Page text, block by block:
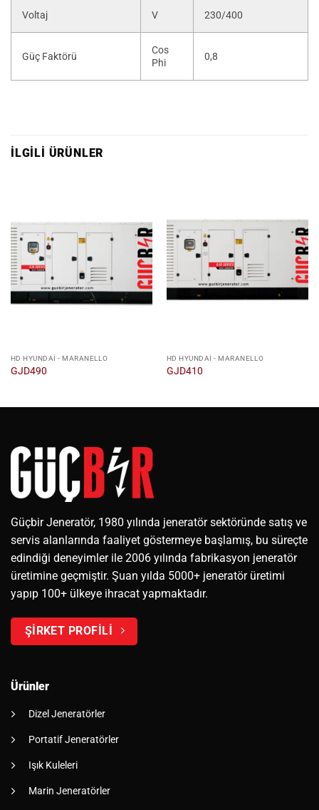
Voltaj V 230/400
Güç Faktörü
Cos
Phi
0,8
İLGILI ÜRÜNLER
HD HYUNDAI - MARANELLO
GJD490
HD HYUNDAI - MARANELLO
GJD410
Güçbir Jeneratör, 1980 yılında jeneratör sektöründe satış ve
servis alanlarında faaliyet göstermeye başlamış, bu süreçte
edindiği deneyimler ile 2006 yılında fabrikasyon jeneratör
üretimine geçmiştir. Şuan yılda 5000+ jeneratör üretimi
yapıp 100+ ülkeye ihracat yapmaktadır.
ŞİRKET PROFİLİ
Ürünler
Dizel Jeneratörler
Portatif Jeneratörler
Işık Kuleleri
Marin Jeneratörler